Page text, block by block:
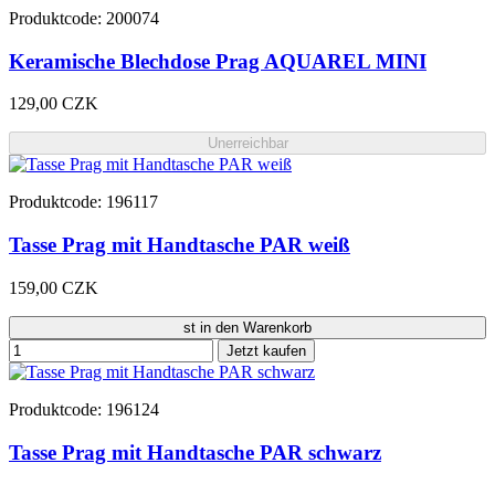
Produktcode: 200074
Keramische Blechdose Prag AQUAREL MINI
129,00 CZK
Unerreichbar
Produktcode: 196117
Tasse Prag mit Handtasche PAR weiß
159,00 CZK
st in den Warenkorb
Jetzt kaufen
Produktcode: 196124
Tasse Prag mit Handtasche PAR schwarz